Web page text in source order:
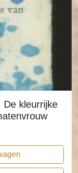
De kleurrijke